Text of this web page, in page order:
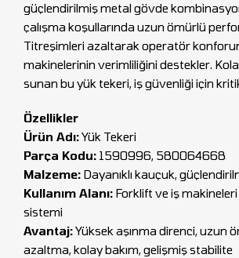
güçlendirilmiş metal gövde
çalışma koşullarında uzun ömürlü
Titreşimleri azaltarak operatör
makinelerinin verimliliğini destekler.
sunan bu yük tekeri, iş güvenliği için
Özellikler
Ürün Adı:Yük Tekeri
Parça Kodu: 1590996, 580064668
Malzeme: Dayanıklı kauçuk,
Kullanım Alanı: Forklift ve iş
sistemi
Avantaj:Yüksek aşınma direnci, uzun
azaltma, kolay bakım, gelişmiş stabilite